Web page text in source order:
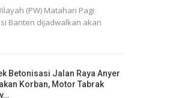
(PW) Matahari Pagi
Banten dijadwalkan akan
Betonisasi Jalan Raya Anyer
Korban, Motor Tabrak